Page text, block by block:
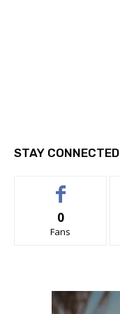
STAY CONNECTED
0
Fans